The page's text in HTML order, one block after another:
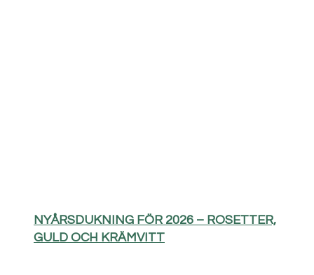
NYÅRSDUKNING FÖR 2026 – ROSETTER,
GULD OCH KRÄMVITT